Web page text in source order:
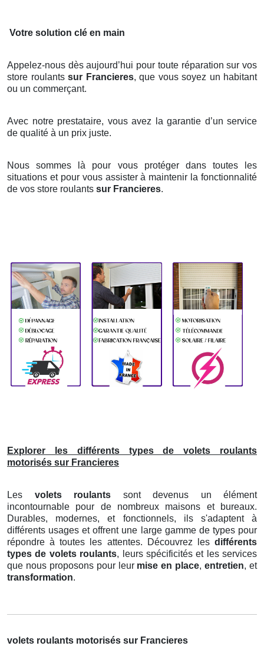
Votre solution clé en main
Appelez-nous dès aujourd’hui pour toute réparation sur vos
store roulants sur Francieres, que vous soyez un habitant
ou un commerçant.
Avec notre prestataire, vous avez la garantie d’un service
de qualité à un prix juste.
Nous sommes là pour vous protéger dans toutes les
situations et pour vous assister à maintenir la fonctionnalité
de vos store roulants sur Francieres.
Explorer les différents types de volets roulants
motorisés sur Francieres
Les volets roulants sont devenus un élément
incontournable pour de nombreux maisons et bureaux.
Durables, modernes, et fonctionnels, ils s'adaptent à
différents usages et offrent une large gamme de types pour
répondre à toutes les attentes. Découvrez les différents
types de volets roulants, leurs spécificités et les services
que nous proposons pour leur mise en place,entretien, et
transformation.
volets roulants motorisés sur Francieres